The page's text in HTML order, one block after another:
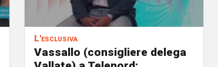
L'esclusiva
Vassallo (consigliere delega